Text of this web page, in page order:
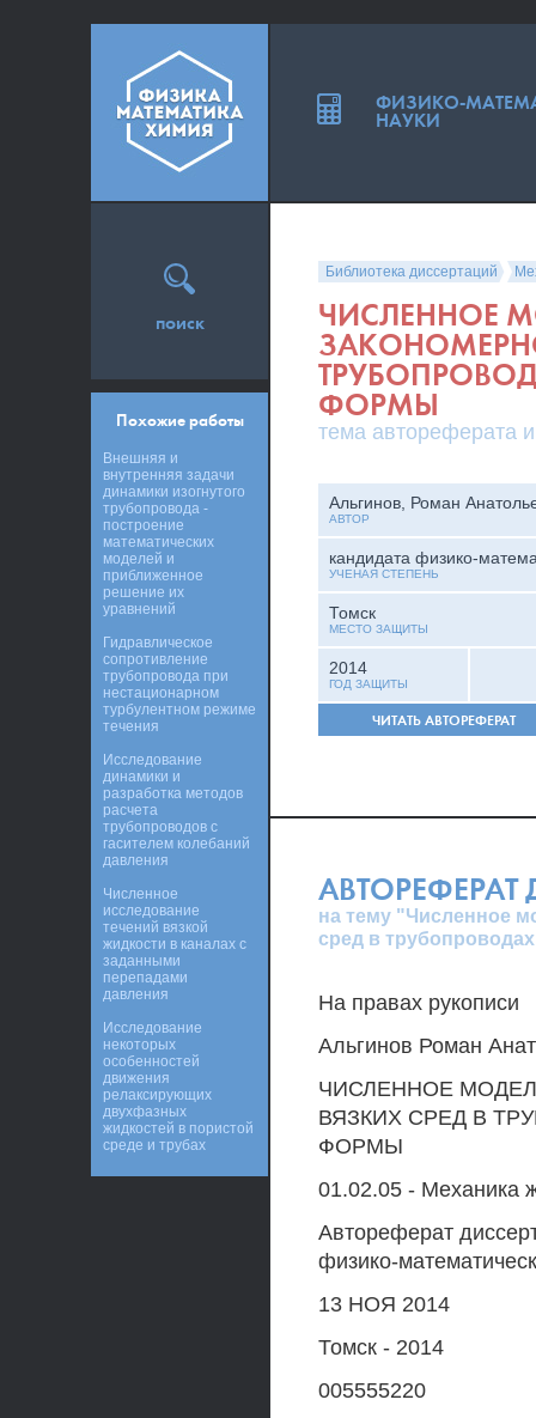
Библиотека диссертаций
ЧИСЛЕННОЕ
ФОРМЫ
тема автореферата
Альгинов, Роман
АВТОР
кандидата физико-
УЧЕНАЯ СТЕПЕНЬ
Томск
МЕСТО ЗАЩИТЫ
2014
ГОД ЗАЩИТЫ
ЧИТАТЬ АВТОРЕФЕРАТ
АВТОРЕФЕРАТ
на тему "Численное
сред в
На правах рукописи
Альгинов Роман
ЧИСЛЕННОЕ
ВЯЗКИХ СРЕД В
ФОРМЫ
01.02.05 - Механика
Автореферат
физико-
13 НОЯ 2014
Томск - 2014
005555220
поиск
Похожие работы
Внешняя и
внутренняя задачи
динамики изогнутого
трубопровода -
построение
математических
моделей и
приближенное
решение их
уравнений
Гидравлическое
сопротивление
трубопровода при
нестационарном
турбулентном режиме
течения
Исследование
динамики и
разработка методов
расчета
трубопроводов с
гасителем колебаний
давления
Численное
исследование
течений вязкой
жидкости в каналах с
заданными
перепадами
давления
Исследование
некоторых
особенностей
движения
релаксирующих
двухфазных
жидкостей в пористой
среде и трубах
ФИЗИКО-
НАУКИ